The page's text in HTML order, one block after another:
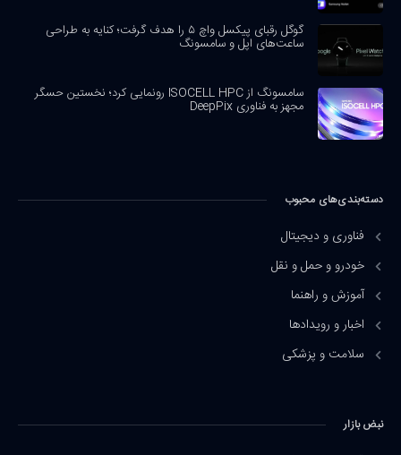
گوگل رقبای پیکسل واچ ۵ را هدف گرفت؛ کنایه به طراحی
ساعت‌های اپل و سامسونگ
سامسونگ از ISOCELL HPC رونمایی کرد؛ نخستین حسگر
مجهز به فناوری DeepPix
دسته‌بندی‌های محبوب
فناوری و دیجیتال
خودرو و حمل و نقل
آموزش و راهنما
اخبار و رویدادها
سلامت و پزشکی
نبض بازار